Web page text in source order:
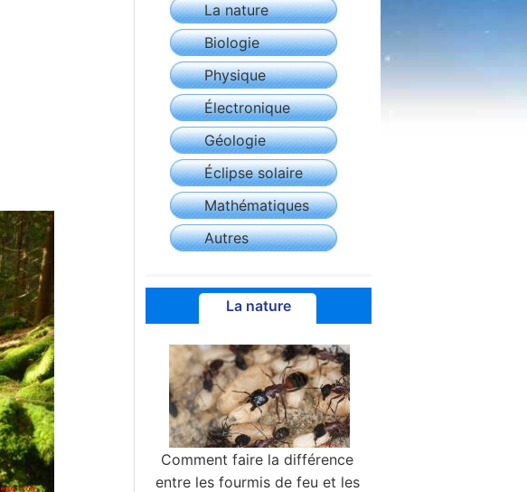
La nature
Biologie
Physique
Électronique
Géologie
Éclipse solaire
Mathématiques
Autres
La nature
Comment faire la différence
entre les fourmis de feu et les